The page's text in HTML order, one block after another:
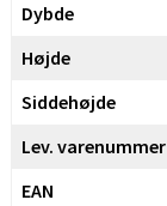
Dybde
Højde
Siddehøjde
Lev. varenummer
EAN